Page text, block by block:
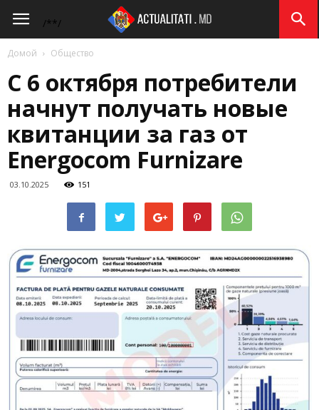
/**/
Actualitati.md
Домой Общество
С 6 октября потребители
начнут получать новые
квитанции за газ от
Energocom Furnizare
03.10.2025 151